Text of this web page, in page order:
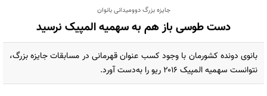
جایزه بزرگ دوومیدانی بانوان
دست طوسی باز هم به سهمیه المپیک نرسید
بانوی دونده کشورمان با وجود کسب عنوان قهرمانی در مسابقات جایزه بزرگ،
نتوانست سهمیه المپیک ۲۰۱۶ ریو را به‌دست آورد.